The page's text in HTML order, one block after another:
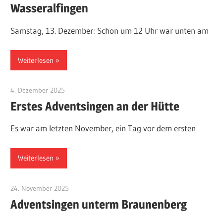
Wasseralfingen
Samstag, 13. Dezember: Schon um 12 Uhr war unten am
Weiterlesen
4. Dezember 2025
Erstes Adventsingen an der Hütte
Es war am letzten November, ein Tag vor dem ersten
Weiterlesen
24. November 2025
Adventsingen unterm Braunenberg